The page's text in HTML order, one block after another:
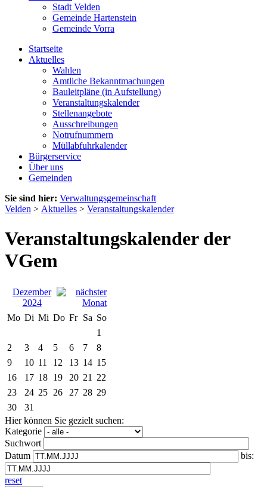
Stadt Velden
Gemeinde Hartenstein
Gemeinde Vorra
Startseite
Aktuelles
Wahlen
Amtliche Bekanntmachungen
Bauleitpläne (in Aufstellung)
Veranstaltungskalender
Stellenangebote
Ausschreibungen
Notrufnummern
Müllabfuhrkalender
Bürgerservice
Über uns
Gemeinden
Sie sind hier: Verwaltungsgemeinschaft
Velden > Aktuelles > Veranstaltungskalender
Veranstaltungskalender der
VGem
Dezember
2024
Mo Di Mi Do Fr Sa So
1
2
3 4 5 6 7
8
9
10 11 12 13 14 15
16
17 18 19 20 21
22
23
24 25 26 27 28 29
30
31
Hier können Sie gezielt suchen:
Kategorie
Suchwort
Datum
bis:
reset